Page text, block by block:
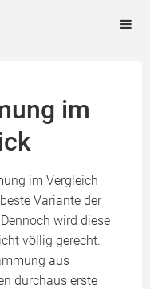
im
im Vergleich
Variante der
wird diese
völlig gerecht.
aus
durchaus erste